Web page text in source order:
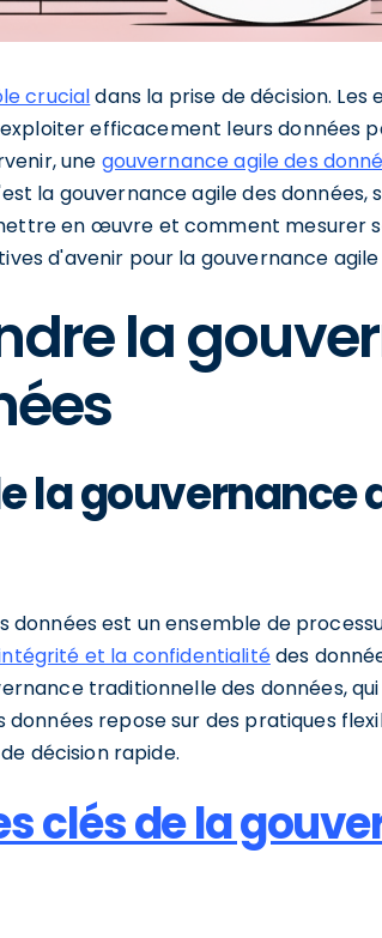
crucialdans la prise de décision.
efficacement leurs données
une gouvernance agile des
la gouvernance agile des
en œuvre et comment mesurer
d'avenir pour la gouvernance agile
la
la gouvernance
données est un ensemble de
et la confidentialitédes
traditionnelle des données,
données repose sur des pratiques
décision rapide.
clés de la